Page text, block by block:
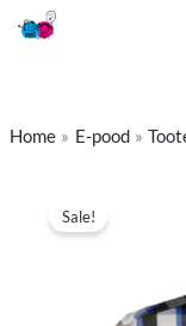
Skip
Home E-pood
Sale!
triiksärk